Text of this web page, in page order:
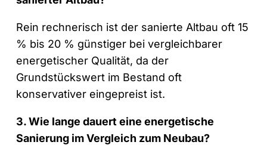
Rein rechnerisch ist der sanierte Altbau oft 15
% bis 20 % günstiger bei vergleichbarer
energetischer Qualität, da der
Grundstückswert im Bestand oft
konservativer eingepreist ist.
3. Wie lange dauert eine energetische
Sanierung im Vergleich zum Neubau?